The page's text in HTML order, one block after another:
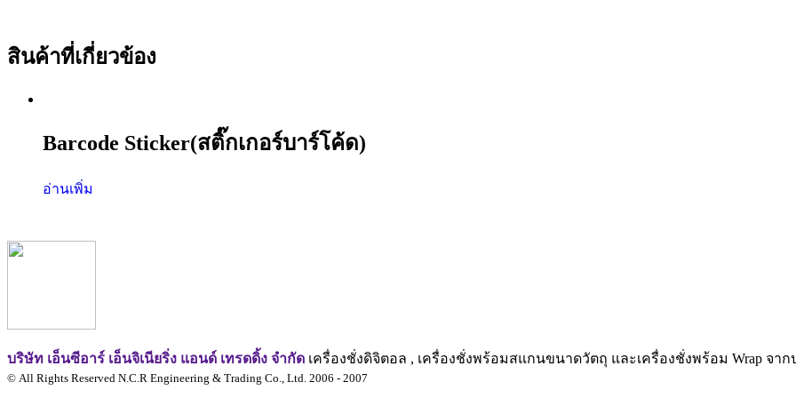
สินค้าที่เกี่ยวข้อง
Barcode Sticker(สติ๊กเกอร์บาร์โค้ด)
อ่านเพิ่ม
บริษัท เอ็นซีอาร์ เอ็นจิเนียริ่ง แอนด์ เทรดดิ้ง จำกัด เครื่องชั่งดิจิตอล , เครื่องชั่งพร้อมสแกนขนาดวัตถุ และเครื่องชั่งพร้อม Wrap จา
© All Rights Reserved N.C.R Engineering & Trading Co., Ltd. 2006 - 2007